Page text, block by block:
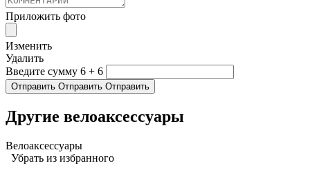
Приложить фото
Изменить
Удалить
Введите сумму 6 + 6
Отправить Отправить Отправить
Другие велоаксессуары
Велоаксессуары
Убрать из избранного